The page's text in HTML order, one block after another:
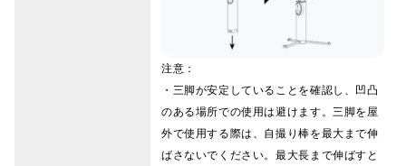
注意：
・三脚が安定していることを確認し、凹凸
のある場所での使用は避けます。三脚を屋
外で使用する際は、自撮り棒を最大まで伸
ばさないでください。最大長まで伸ばすと